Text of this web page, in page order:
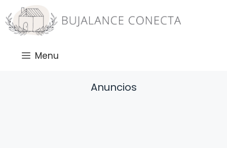
Saltar
al
contenido
Menu
Anuncios